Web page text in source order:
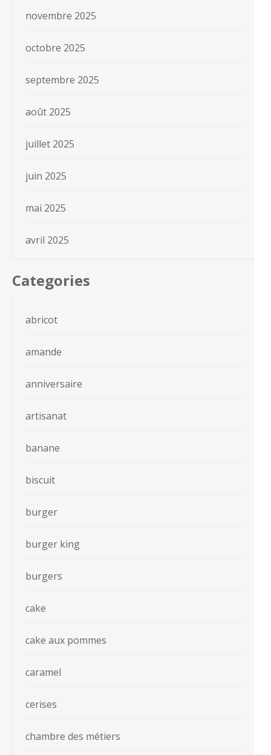
novembre 2025
octobre 2025
septembre 2025
août 2025
juillet 2025
juin 2025
mai 2025
avril 2025
Categories
abricot
amande
anniversaire
artisanat
banane
biscuit
burger
burger king
burgers
cake
cake aux pommes
caramel
cerises
chambre des métiers